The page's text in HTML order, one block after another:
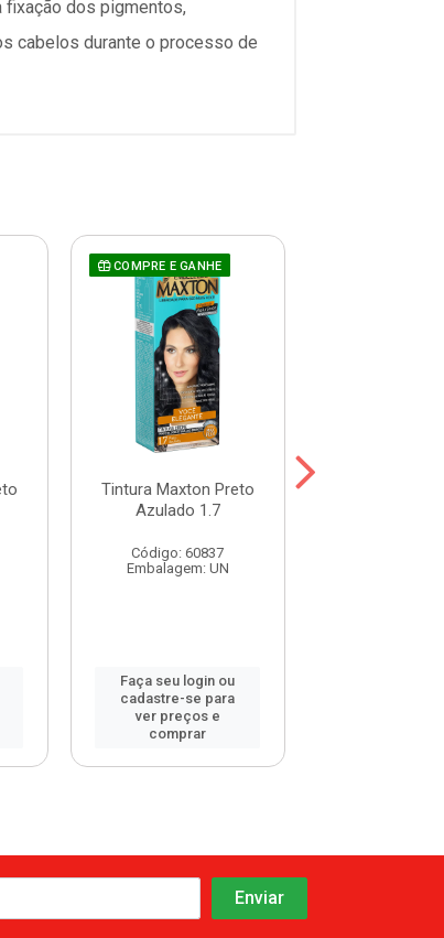
fixação dos pigmentos,
cabelos durante o processo de
COMPRE E GANHE
Tintura Maxton Preto
Azulado 1.7
Código: 60837
Embalagem: UN
Faça seu login ou
cadastre-se para
ver preços e
comprar